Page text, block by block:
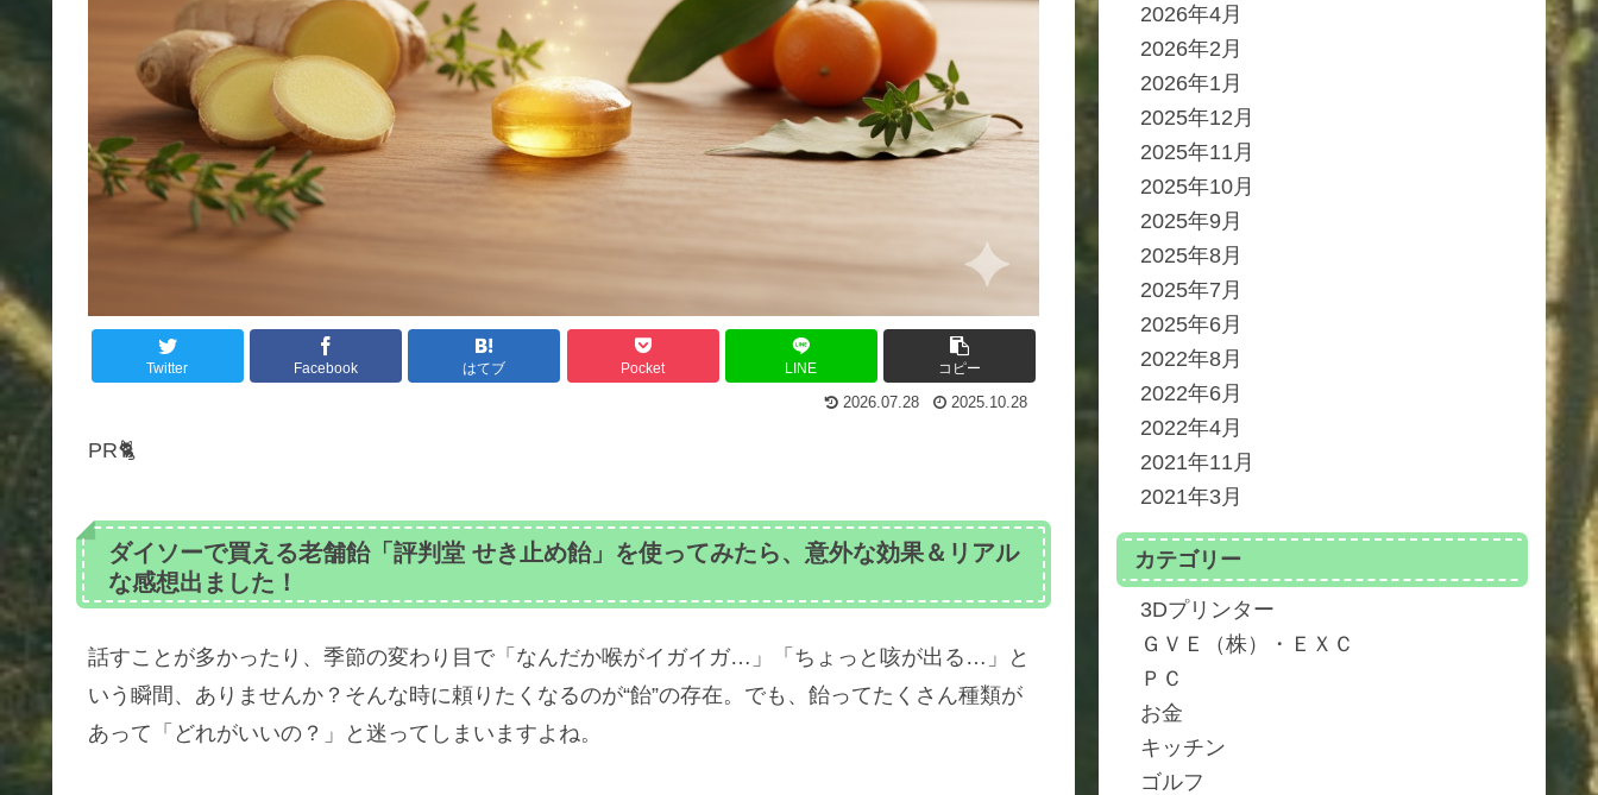
Twitter Facebook はてブ Pocket LINE コピー
2026.07.28 2025.10.28
PR🐈
ダイソーで買える老舗飴「評判堂 せき止め飴」を使ってみたら、意外な効果＆リアル
な感想出ました！
話すことが多かったり、季節の変わり目で「なんだか喉がイガイガ…」「ちょっと咳が出る…」と
いう瞬間、ありませんか？そんな時に頼りたくなるのが“飴”の存在。でも、飴ってたくさん種類が
あって「どれがいいの？」と迷ってしまいますよね。
2026年4月
2026年2月
2026年1月
2025年12月
2025年11月
2025年10月
2025年9月
2025年8月
2025年7月
2025年6月
2022年8月
2022年6月
2022年4月
2021年11月
2021年3月
カテゴリー
3Dプリンター
ＧＶＥ（株）・ＥＸＣ
ＰＣ
お金
キッチン
ゴルフ